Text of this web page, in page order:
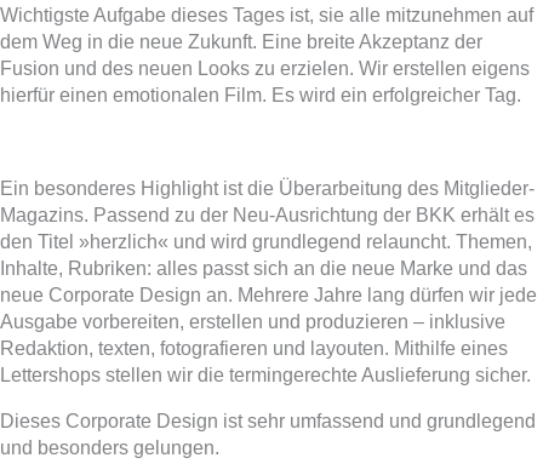
Wichtigste Aufgabe dieses Tages ist, sie alle mitzunehmen auf
dem Weg in die neue Zukunft. Eine breite Akzeptanz der
Fusion und des neuen Looks zu erzielen. Wir erstellen eigens
hierfür einen emotionalen Film. Es wird ein erfolgreicher Tag.
Ein besonderes Highlight ist die Überarbeitung des Mitglieder-
Magazins. Passend zu der Neu-Ausrichtung der BKK erhält es
den Titel »herzlich« und wird grundlegend relauncht. Themen,
Inhalte, Rubriken: alles passt sich an die neue Marke und das
neue Corporate Design an. Mehrere Jahre lang dürfen wir jede
Ausgabe vorbereiten, erstellen und produzieren – inklusive
Redaktion, texten, fotografieren und layouten. Mithilfe eines
Lettershops stellen wir die termingerechte Auslieferung sicher.
Dieses Corporate Design ist sehr umfassend und grundlegend
und besonders gelungen.